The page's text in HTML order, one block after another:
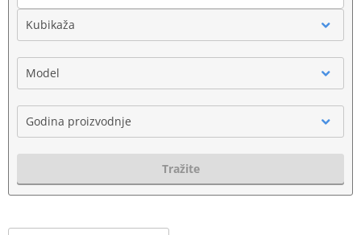
Kubikaža
Model
Godina proizvodnje
Tražite